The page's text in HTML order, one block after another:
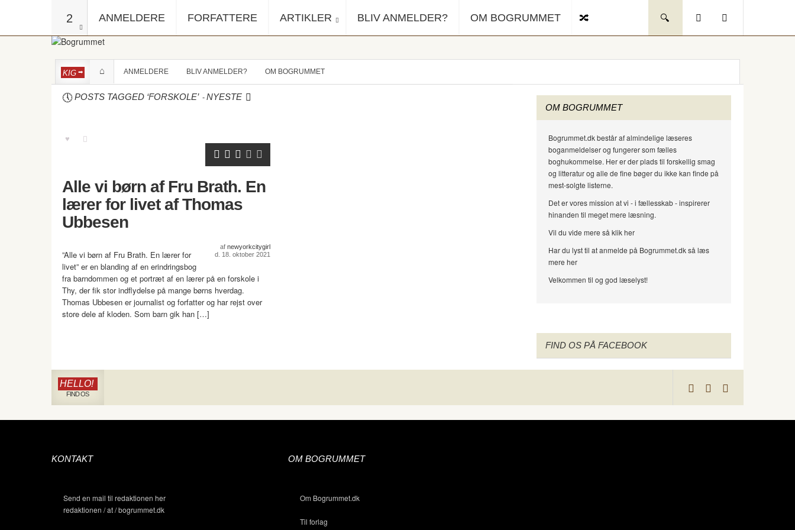
2 ANMELDERE FORFATTERE ARTIKLER BLIV ANMELDER? OM BOGRUMMET
KIG ANMELDERE BLIV ANMELDER? OM BOGRUMMET
POSTS TAGGED ‘FORSKOLE’ -NYESTE
Alle vi børn af Fru Brath. En
lærer for livet af Thomas
Ubbesen
af newyorkcitygirl
d. 18. oktober 2021
”Alle vi børn af Fru Brath. En lærer for
livet” er en blanding af en erindringsbog
fra barndommen og et portræt af en lærer på en forskole i
Thy, der fik stor indflydelse på mange børns hverdag.
Thomas Ubbesen er journalist og forfatter og har rejst over
store dele af kloden. Som barn gik han […]
OM BOGRUMMET
Bogrummet.dk består af almindelige læseres
boganmeldelser og fungerer som fælles
boghukommelse. Her er der plads til forskellig smag
og litteratur og alle de fine bøger du ikke kan finde på
mest-solgte listerne.
Det er vores mission at vi - i fællesskab - inspirerer
hinanden til meget mere læsning.
Vil du vide mere så klik her
Har du lyst til at anmelde på Bogrummet.dk så læs
mere her
Velkommen til og god læselyst!
FIND OS PÅ FACEBOOK
HELLO!
FIND OS
KONTAKT
Send en mail til redaktionen her
redaktionen / at / bogrummet.dk
OM BOGRUMMET
Om Bogrummet.dk
Til forlag